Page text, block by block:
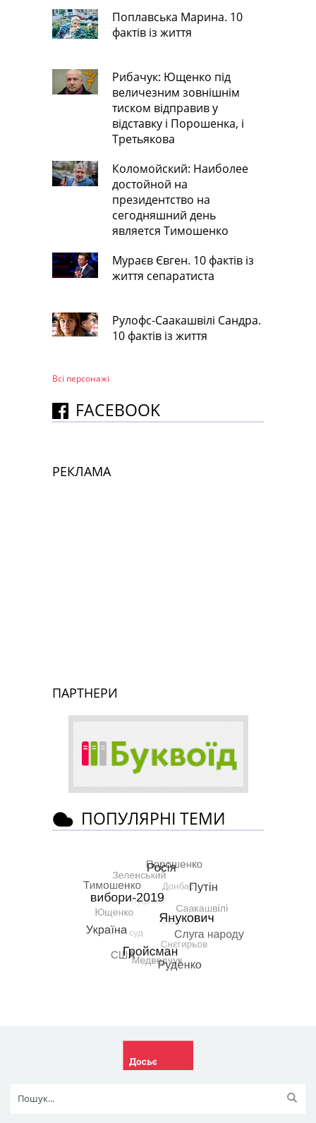
Поплавська Марина. 10
фактів із життя
Рибачук: Ющенко під
величезним зовнішнім
тиском відправив у
відставку і Порошенка, і
Третьякова
Коломойский: Наиболее
достойной на
президентство на
сегодняшний день
является Тимошенко
Мураєв Євген. 10 фактів із
життя сепаратиста
Рулофс-Саакашвілі Сандра.
10 фактів із життя
Всі персонажi
FACEBOOK
РЕКЛАМА
ПАРТНЕРИ
ПОПУЛЯРНІ ТЕМИ